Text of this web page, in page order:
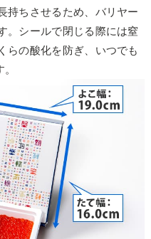
持ちさせるため、バリヤー
。シールで閉じる際には窒
らの酸化を防ぎ、いつでも